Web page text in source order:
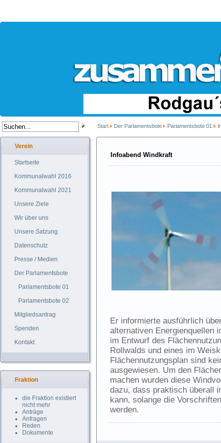
Start Der Parlamentsbote Parlamentsbote 01
Verein
Startseite
Kommunalwahl 2016
Kommunalwahl 2021
Unsere Ziele
Wir über uns
Unsere Satzung
Datenschutz
Presse / Medien
Der Parlamentsbote
Parlamentsbote 01
Parlamentsbote 02
Mitgliedsantrag
Spenden
Kontakt
Fraktion
die Fraktion existiert
nicht mehr
Anträge
Anfragen
Reden
Dokumente
Infoabend Windkraft
Er informierte ausführlich
alternativen Energienquellen
im Entwurf des
Rollwalds und eines im
Flächennutzungsplan sind
ausgewiesen. Um den
machen wurden diese
dazu, dass praktisch überall
kann, solange die
werden.